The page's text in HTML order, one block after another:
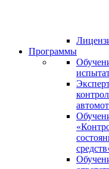
Программы